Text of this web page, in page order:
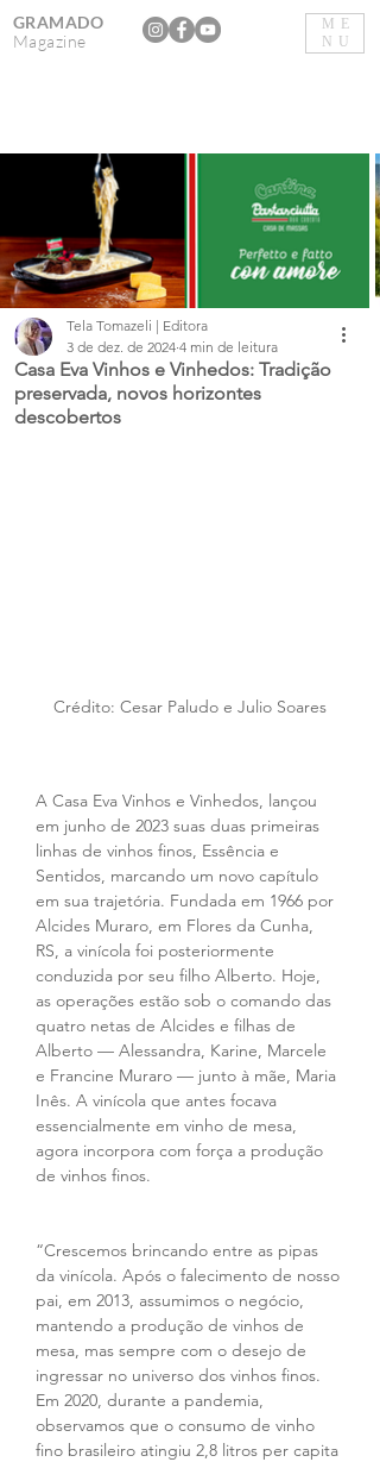
ME
NU
GRAMADO
Magazine
Casa Eva Vinhos e Vinhedos: Tradição
preservada, novos horizontes
descobertos
Tela Tomazeli | Editora
3 de dez. de 2024 4 min de leitura
Crédito: Cesar Paludo e Julio Soares
A Casa Eva Vinhos e Vinhedos, lançou
em junho de 2023 suas duas primeiras
linhas de vinhos finos, Essência e
Sentidos, marcando um novo capítulo
em sua trajetória. Fundada em 1966 por
Alcides Muraro, em Flores da Cunha,
RS, a vinícola foi posteriormente
conduzida por seu filho Alberto. Hoje,
as operações estão sob o comando das
quatro netas de Alcides e filhas de
Alberto — Alessandra, Karine, Marcele
e Francine Muraro — junto à mãe, Maria
Inês. A vinícola que antes focava
essencialmente em vinho de mesa,
agora incorpora com força a produção
de vinhos finos.
“Crescemos brincando entre as pipas
da vinícola. Após o falecimento de nosso
pai, em 2013, assumimos o negócio,
mantendo a produção de vinhos de
mesa, mas sempre com o desejo de
ingressar no universo dos vinhos finos.
Em 2020, durante a pandemia,
observamos que o consumo de vinho
fino brasileiro atingiu 2,8 litros per capita